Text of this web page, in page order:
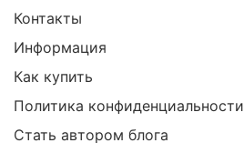
Контакты
Информация
Как купить
Политика конфиденциальности
Стать автором блога